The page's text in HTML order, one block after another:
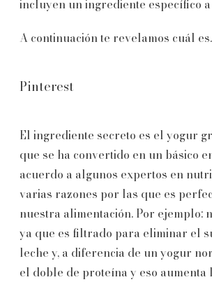
incluyen un ingrediente específico
A continuación te revelamos cuál es.
Pinterest
El ingrediente secreto es el yogur
que se ha convertido en un básico
acuerdo a algunos expertos en
varias razones por las que es
nuestra alimentación. Por ejemplo:
ya que es filtrado para eliminar el
leche y, a diferencia de un yogur
el doble de proteína y eso aumenta